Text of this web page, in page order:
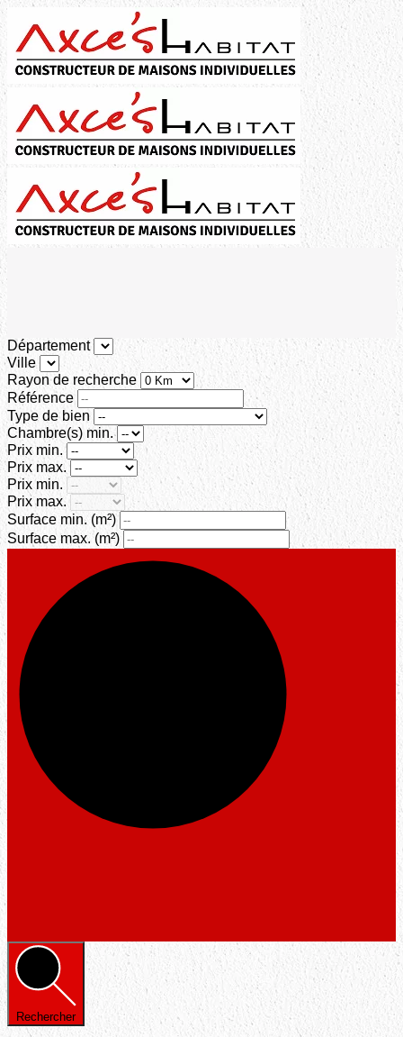
Département
Ville
Rayon de recherche
Référence
Type de bien
Chambre(s) min.
Prix min.
Prix max.
Prix min.
Prix max.
Surface min. (m²)
Surface max.(m²)
Rechercher